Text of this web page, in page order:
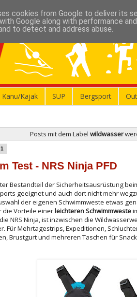
Kanu/Kajak SUP Bergsport
Posts mit dem Labelwildwasser
Test - NRS Ninja PFD
Bestandteil der Sicherheitsausrüstung
geeignet und auch dort nicht mehr
der eigenen Schwimmweste etwas
die Vorteile einer leichteren Schwimmweste
NRS Ninja, ist inzwischen die
Für Mehrtagestrips, Expeditionen,
Brustgurt und mehreren Taschen für
cookies from Google to deliver its
Google along with performance
to detect and address abuse.